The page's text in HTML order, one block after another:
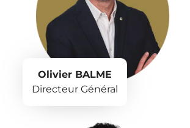
Olivier BALME
Directeur Général